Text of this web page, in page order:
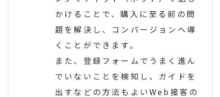
かけることで、購入に至る前の問
題を解決し、コンバージョンへ導
くことができます。
また、登録フォームでうまく進ん
でいないことを検知し、ガイドを
出すなどの方法もよいWeb接客の